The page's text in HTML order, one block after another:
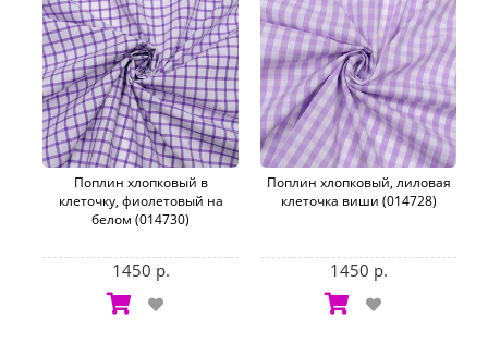
Поплин хлопковый в
клеточку, фиолетовый на
белом (014730)
1450 р.
Поплин хлопковый, лиловая
клеточка виши (014728)
1450 р.